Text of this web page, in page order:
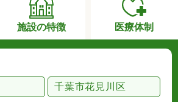
施設の特徴 医療体制
千葉市花見川区